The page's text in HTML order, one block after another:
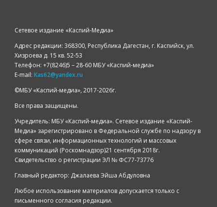
Сетевое издание «Каспий-Медиа»
Адрес редакции: 368300, Республика Дагестан, г. Каспийск, ул.
Хизроева д. 15 кв. 52-53
Телефон: +7(8246)5 – 28-60 МБУ «Каспий-медиа»
E-mail: Kas62@yandex.ru
©️МБУ «Каспий-медиа», 2017-2026г.
Все права защищены.
Учредитель: МБУ «Каспий-медиа». Сетевое издание «Каспий-
Медиа» зарегистрировано в Федеральной службе по надзору в
сфере связи, информационных технологий и массовых
коммуникаций (Роскомнадзор)21 сентября 2018г.
Свидетельство о регистрации ЭЛ № ФС77-73776
Главный редактор: Джалаева Эйша Абдуловна
Любое использование материалов допускается только с
письменного согласия редакции.